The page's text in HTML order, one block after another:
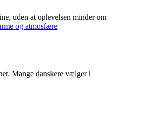
uden at oplevelsen minder om
Mange danskere vælger i